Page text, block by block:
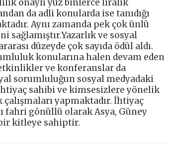
onaylı yüz binlerce liralık
da adli konularda ise tanıdığı
Aynı zamanda pek çok ünlü
ve sosyal
düzeyde çok sayıda ödül aldı.
konularına halen devam eden
ve konferanslar da
sorumluluğun sosyal medyadaki
sahibi ve kimsesizlere yönelik
yapmaktadır. İhtiyaç
fahri gönüllü olarak Asya, Güney
kitleye sahiptir.